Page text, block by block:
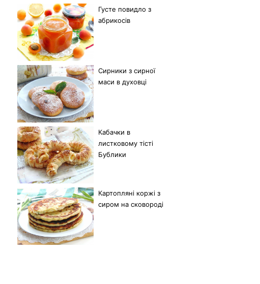
Густе повидло з
абрикосів
Сирники з сирної
маси в духовці
Кабачки в
листковому тісті
Бублики
Картопляні коржі з
сиром на сковороді